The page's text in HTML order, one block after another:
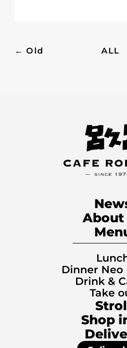
← Old ALL
About
Dinner Neo
Drink &
Take
Shop